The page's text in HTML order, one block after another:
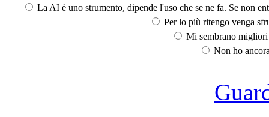
La AI è uno strumento, dipende l'uso che se ne fa. Se non
Per lo più ritengo venga
Mi sembrano
Non ho